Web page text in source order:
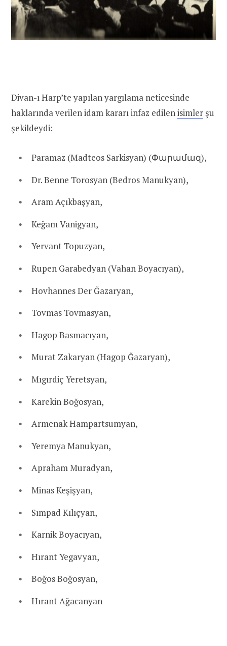
Divan-ı Harp’te yapılan yargılama neticesinde
haklarında verilen idam kararı infaz edilenisimlerşu
şekildeydi:
Paramaz (Madteos Sarkisyan) (Փարամազ),
Dr. Benne Torosyan (Bedros Manukyan),
Aram Açıkbaşyan,
Keğam Vanigyan,
Yervant Topuzyan,
Rupen Garabedyan (Vahan Boyacıyan),
Hovhannes Der Ğazaryan,
Tovmas Tovmasyan,
Hagop Basmacıyan,
Murat Zakaryan (Hagop Ğazaryan),
Mıgırdiç Yeretsyan,
Karekin Boğosyan,
Armenak Hampartsumyan,
Yeremya Manukyan,
Apraham Muradyan,
Minas Keşişyan,
Sımpad Kılıçyan,
Karnik Boyacıyan,
Hırant Yegavyan,
Boğos Boğosyan,
Hırant Ağacanyan